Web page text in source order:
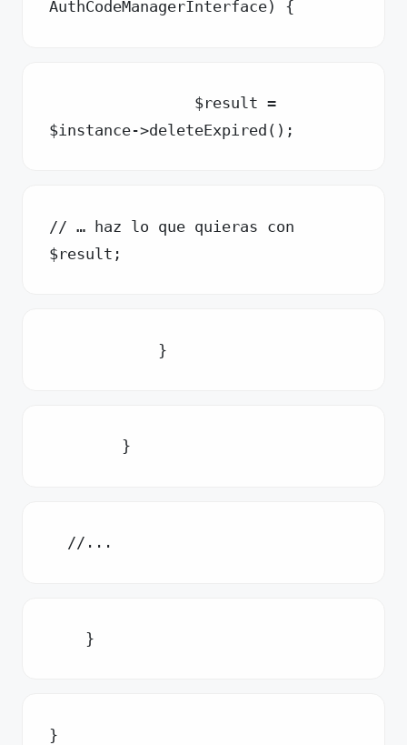
AuthCodeManagerInterface) {
$result =
$instance->deleteExpired();
// … haz lo que quieras con
$result;
}
}
//...
}
}